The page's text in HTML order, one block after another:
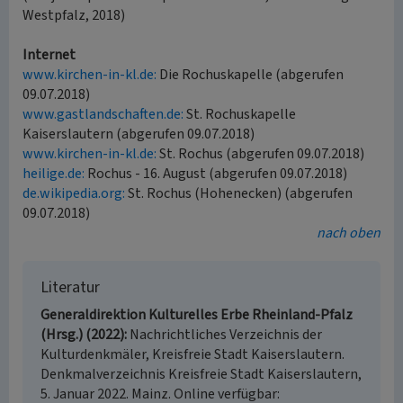
Westpfalz, 2018)
Internet
www.kirchen-in-kl.de: Die Rochuskapelle (abgerufen
09.07.2018)
www.gastlandschaften.de:St. Rochuskapelle
Kaiserslautern (abgerufen 09.07.2018)
www.kirchen-in-kl.de:St. Rochus (abgerufen 09.07.2018)
heilige.de: Rochus - 16. August (abgerufen 09.07.2018)
de.wikipedia.org:St. Rochus (Hohenecken) (abgerufen
09.07.2018)
nach oben
Literatur
Generaldirektion Kulturelles Erbe Rheinland-Pfalz
(Hrsg.) (2022) Nachrichtliches Verzeichnis der
Kulturdenkmäler, Kreisfreie Stadt Kaiserslautern.
Denkmalverzeichnis Kreisfreie Stadt Kaiserslautern,
5. Januar 2022. Mainz. Online verfügbar: